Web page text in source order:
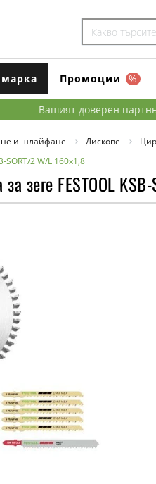
Промоции %
Вашият доверен
и шлайфане Дискове
SORT/2 W/L 160x1,8
зеге FESTOOL